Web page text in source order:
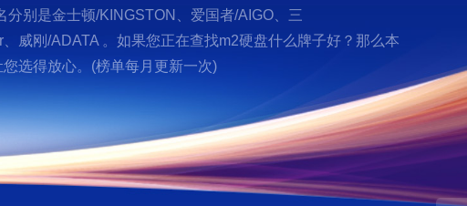
别是金士顿/KINGSTON、爱国者/AIGO、三
威刚/ADATA 。如果您正在查找m2硬盘什么牌子好？那么本
选得放心。(榜单每月更新一次)